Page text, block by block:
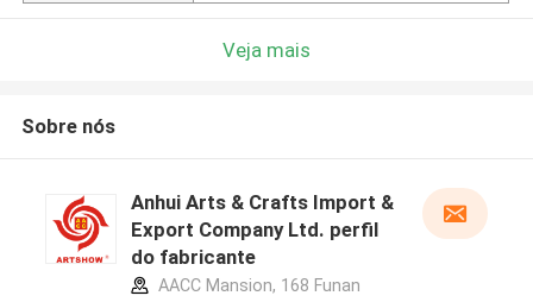
Veja mais
Sobre nós
Anhui Arts & Crafts Import &
Export Company Ltd. perfil
do fabricante
AACC Mansion, 168 Funan